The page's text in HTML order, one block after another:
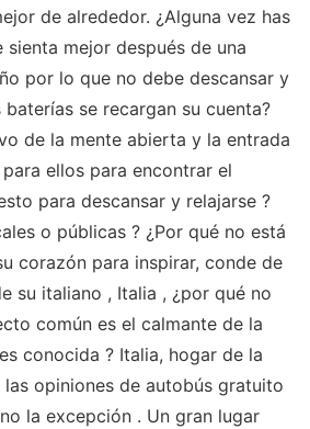
de alrededor. ¿Alguna vez has
mejor después de una
por lo que no debe descansar y
se recargan su cuenta?
de la mente abierta y la entrada
ellos para encontrar el
para descansar y relajarse ?
o públicas ? ¿Por qué no está
corazón para inspirar, conde de
su italiano , Italia , ¿por qué no
común es el calmante de la
conocida ? Italia, hogar de la
opiniones de autobús gratuito
la excepción . Un gran lugar